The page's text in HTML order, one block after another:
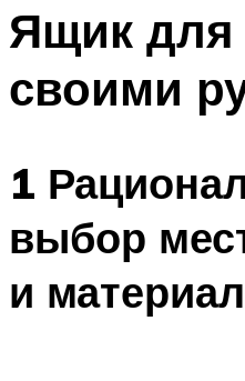
Ящик для
своими
1
выбор
и